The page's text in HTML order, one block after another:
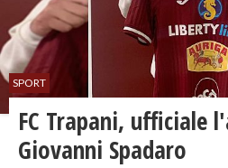
SPORT
FC Trapani, ufficiale
Giovanni Spadaro